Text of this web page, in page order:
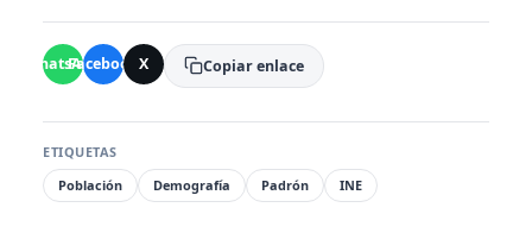
WhatsApp
Facebook X Copiar enlace
ETIQUETAS
Población
Demografía Padrón INE